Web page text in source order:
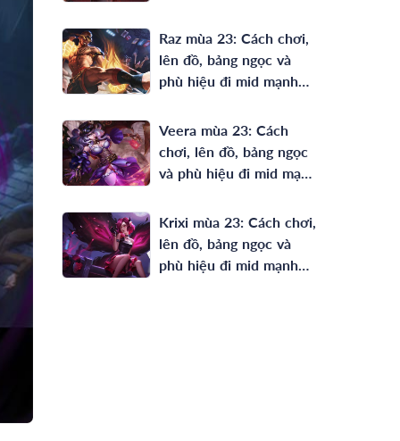
Raz mùa 23: Cách chơi,
lên đồ, bảng ngọc và
phù hiệu đi mid mạnh
Veera mùa 23: Cách
chơi, lên đồ, bảng ngọc
và phù hiệu đi mid mạnh
Krixi mùa 23: Cách chơi,
lên đồ, bảng ngọc và
phù hiệu đi mid mạnh